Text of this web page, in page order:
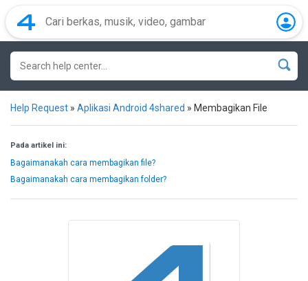
Help Request » Aplikasi Android 4shared » Membagikan File
Pada artikel ini:
Bagaimanakah cara membagikan file?
Bagaimanakah cara membagikan folder?